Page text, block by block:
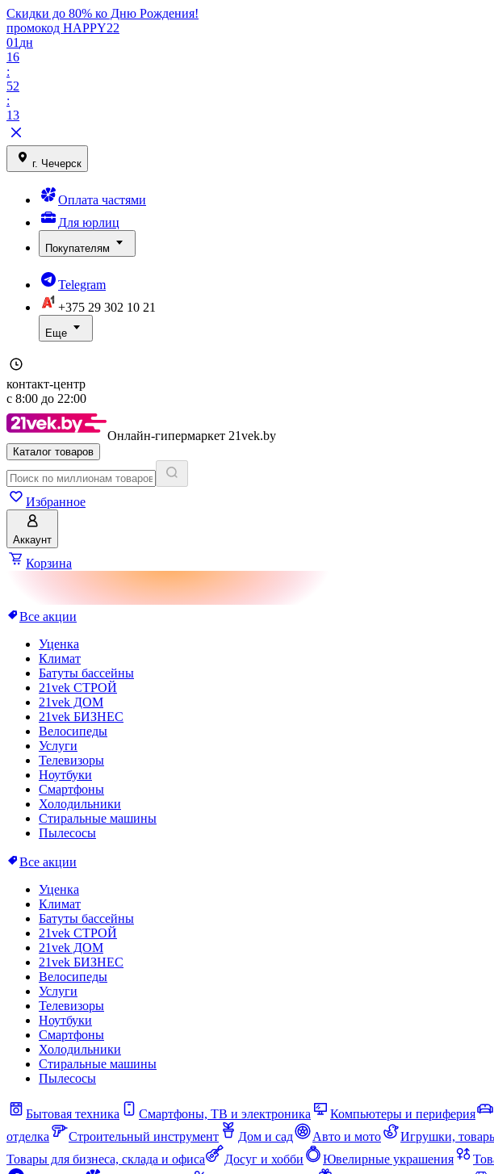
Скидки до 80% ко Дню Рождения!
промокод HAPPY22
01 дн
16
:
52
:
13
г. Чечерск
Оплата частями
Для юрлиц
Покупателям
Telegram
+375 29 302 10 21
Еще
контакт-центр
с 8:00 до 22:00
Онлайн-гипермаркет 21vek.by
Каталог товаров
Избранное
Аккаунт
Корзина
Все акции
Уценка
Климат
Батуты бассейны
21vek СТРОЙ
21vek ДОМ
21vek БИЗНЕС
Велосипеды
Услуги
Телевизоры
Ноутбуки
Смартфоны
Холодильники
Стиральные машины
Пылесосы
Все акции
Уценка
Климат
Батуты бассейны
21vek СТРОЙ
21vek ДОМ
21vek БИЗНЕС
Велосипеды
Услуги
Телевизоры
Ноутбуки
Смартфоны
Холодильники
Стиральные машины
Пылесосы
Бытовая техника Смартфоны, ТВ и электроника Компьютеры и периферия
отделка
Строительный инструмент Дом и сад Авто и мото Игрушки,
Товары для бизнеса, склада и офиса
Досуг и хобби Ювелирные украшения